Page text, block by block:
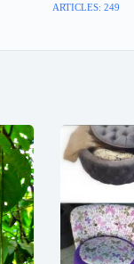
ARTICLES: 249